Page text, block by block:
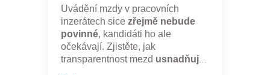
Uvádění mzdy v pracovních
inzerátech sice zřejmě nebude
povinné, kandidáti ho ale
očekávají. Zjistěte, jak
transparentnost mezd usnadňuje